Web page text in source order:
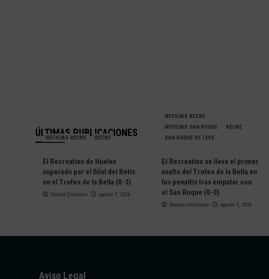
ÚLTIMAS PUBLICACIONES
NOTICIAS RECRE RECRE
El Recreativo de Huelva
superado por el filial del Betis
en el Trofeo de la Bella (0-3)
Deivid Quintero agosto 7, 2026
NOTICIAS RECRE
NOTICIAS SAN ROQUE
RECRE
SAN ROQUE DE LEPE
El Recreativo se lleva el primer
asalto del Trofeo de la Bella en
los penaltis tras empatar con
el San Roque (0-0)
Matias Hermoso agosto 7, 2026
Aviso Legal